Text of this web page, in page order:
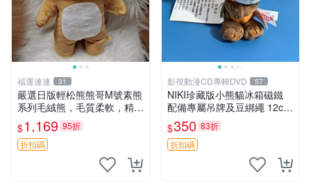
福運連連 31
嚴選日版輕松熊熊哥M號素熊
系列毛絨熊，毛質柔軟，精緻
可愛，尺寸35cm，保存狀態
優異。收藏或贈送皆為佳選。
中古 毛絨熊 毛玩偶
$1,169 95折
折扣碼
影視動漫CD專輯DVD 57
NIKI珍藏版小熊貓冰箱磁鐵
配備專屬吊牌及豆綁繩 12cm
廢品嚴選 好評推薦 小熊貓冰
箱貼 磁鐵掛件 冰箱飾品
$350 83折
折扣碼